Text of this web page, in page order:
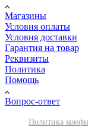
Магазины
Условия оплаты
Условия доставки
Гарантия на товар
Реквизиты
Политика
Помощь
Вопрос-ответ
Политика